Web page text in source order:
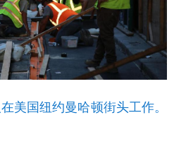
上海
福建 江西
湖北
海南 重庆
美国纽约曼哈顿街头工作。